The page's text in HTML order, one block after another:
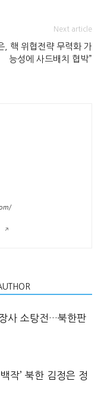
Next article
, 핵 위협전략 무력화 가
능성에 사드배치 협박”
사 소탕전…북한판
작’ 북한 김정은 정